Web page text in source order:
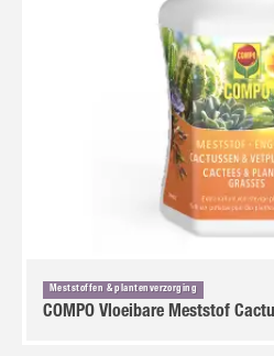
Meststoffen & plantenverzorging
COMPO Vloeibare Meststof